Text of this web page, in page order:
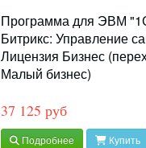
Программа для ЭВМ
Битрикс: Управление
Лицензия Бизнес
Малый бизнес)
37 125 руб
Подробнее Купить